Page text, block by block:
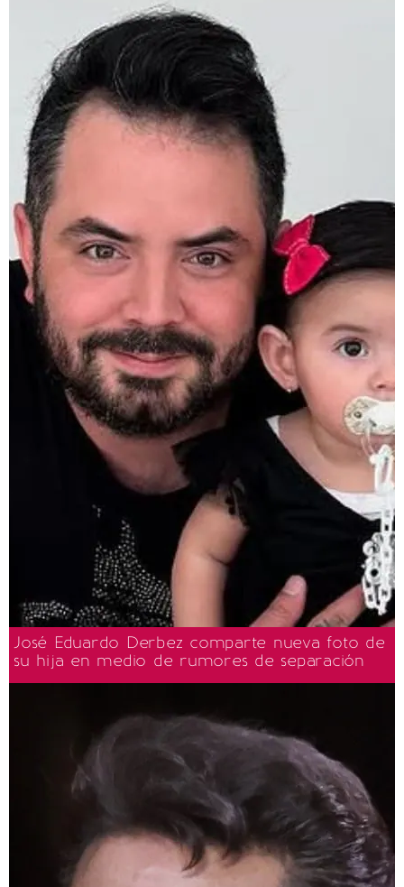
José Eduardo Derbez comparte nueva foto de
su hija en medio de rumores de separación